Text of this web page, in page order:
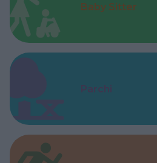
Baby Sitter
Parchi